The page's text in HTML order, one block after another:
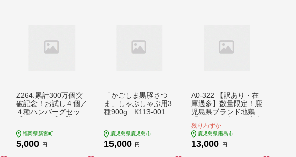
Z264.累計300万個突
破記念！お試し４個／
４種ハンバーグセット
離島へ配送不可】
福岡県新宮町
5,000 円
「かごしま黒豚さつ
ま」しゃぶしゃぶ用3
種900g K113-001
鹿児島県鹿児島市
15,000 円
A0-322 【訳あり・在
庫過多】数量限定！鹿
児島県ブランド地鶏
焼きセット（100g×8
パック・合計800g）
柚子胡椒付【ウイング
残りわずか
鹿児島県霧島市
13,000 円